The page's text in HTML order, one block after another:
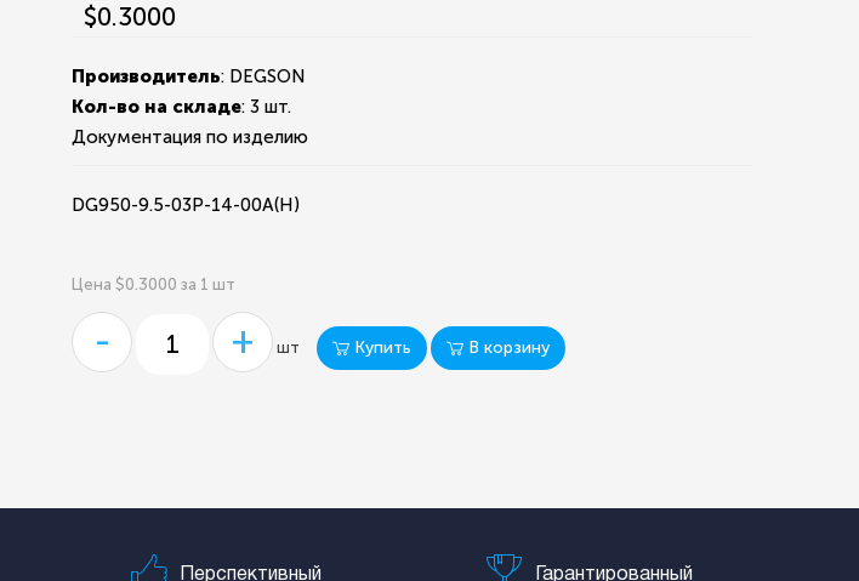
$0.3000
Производитель: DEGSON
Кол-во на складе:3 шт.
Документация по изделию
DG950-9.5-03P-14-00A(H)
Цена $0.3000 за 1 шт
- + шт Купить В корзину
Перспективный Гарантированный